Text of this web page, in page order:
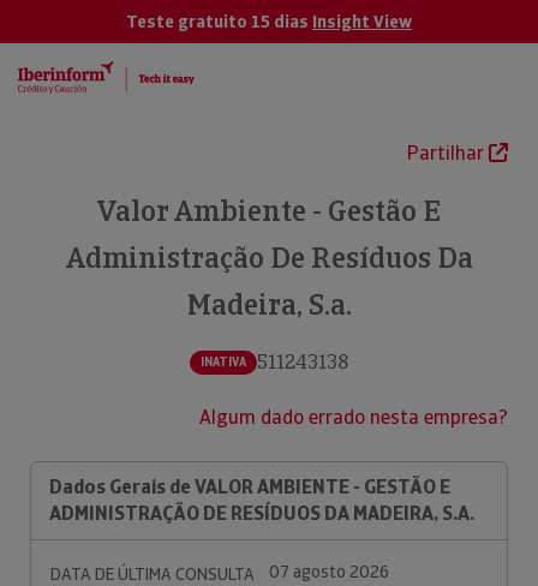
Teste gratuito 15 dias Insight View
Partilhar
Valor Ambiente - Gestão E
Administração De Resíduos Da
Madeira, S.a.
INATIVA 511243138
Algum dado errado nesta empresa?
Dados Gerais de VALOR AMBIENTE - GESTÃO E
ADMINISTRAÇÃO DE RESÍDUOS DA MADEIRA, S.A.
DATA DE ÚLTIMA CONSULTA
07 agosto 2026